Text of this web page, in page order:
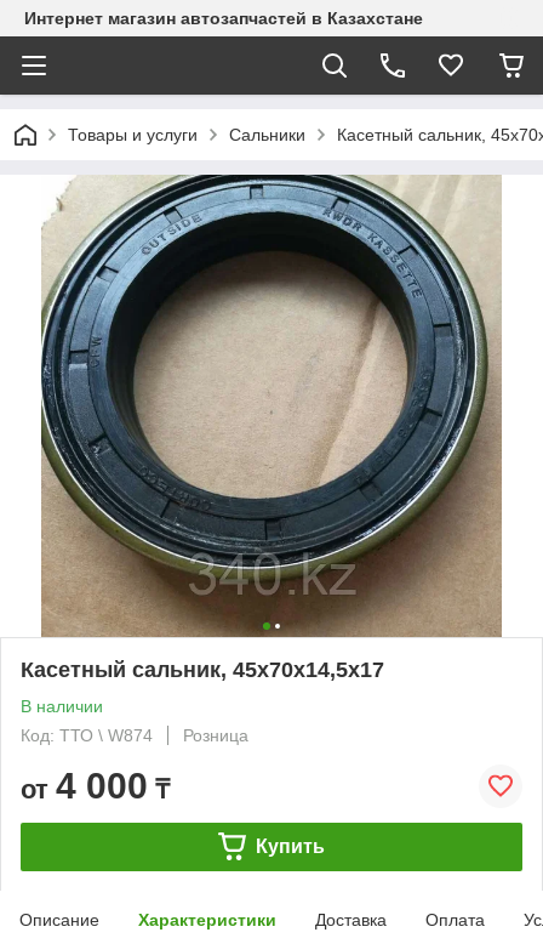
Интернет магазин автозапчастей в Казахстане
Товары и услуги Сальники Касетный сальник,
Касетный сальник, 45х70х14,5х17
В наличии
Код: ТТО \ W874
Розница
от 4 000 ₸
Купить
Описание Характеристики Доставка Оплата